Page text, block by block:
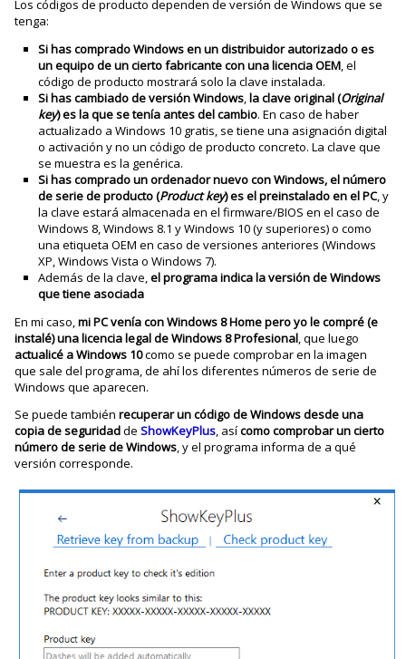
Los códigos de producto dependen de versión de Windows que se
tenga:
Si has comprado Windows en un distribuidor autorizado o es
un equipo de un cierto fabricante con una licencia OEM, el
código de producto mostrará solo la clave instalada.
Si has cambiado de versión Windows,la clave original (Original
key) es la que se tenía antes del cambio. En caso de haber
actualizado a Windows 10 gratis, se tiene una asignación digital
o activación y no un código de producto concreto. La clave que
se muestra es la genérica.
Si has comprado un ordenador nuevo con Windows, el número
de serie de producto (Product key) es el preinstalado en el PC, y
la clave estará almacenada en el firmware/BIOS en el caso de
Windows 8, Windows 8.1 y Windows 10 (y superiores) o como
una etiqueta OEM en caso de versiones anteriores (Windows
XP, Windows Vista o Windows 7).
Además de la clave,el programa indica la versión de Windows
que tiene asociada
En mi caso,mi PC venía con Windows 8 Home pero yo le compré (e
instalé) una licencia legal de Windows 8 Profesional, que luego
actualicé a Windows 10como se puede comprobar en la imagen
que sale del programa, de ahí los diferentes números de serie de
Windows que aparecen.
Se puede tambiénrecuperar un código de Windows desde una
copia de seguridaddeShowKeyPlus, asícomo comprobar un cierto
número de serie de Windows, y el programa informa de a qué
versión corresponde.